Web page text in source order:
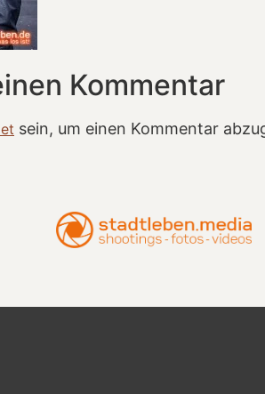
Kommentar
sein, um einen Kommentar